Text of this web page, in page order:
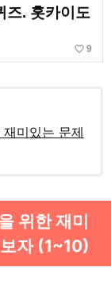
즈. 홋카이도
favorite_border 9
미있는 문제
위한 재미
자 (1~10)